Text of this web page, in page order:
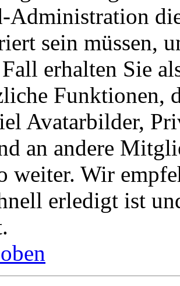
Administration
sein müssen,
erhalten Sie
Funktionen,
Avatarbilder,
an andere
weiter. Wir
erledigt ist